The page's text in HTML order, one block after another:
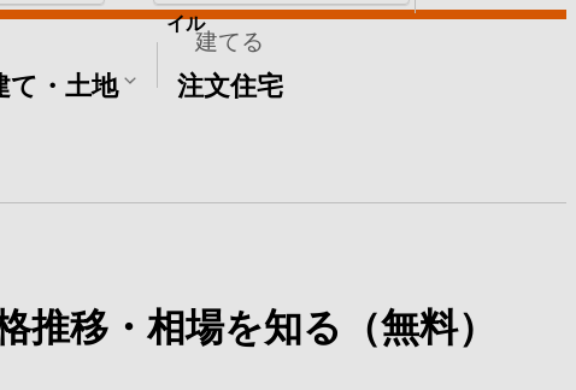
て・土地
建てる
注文住宅
イル
移・相場を知る（無料）